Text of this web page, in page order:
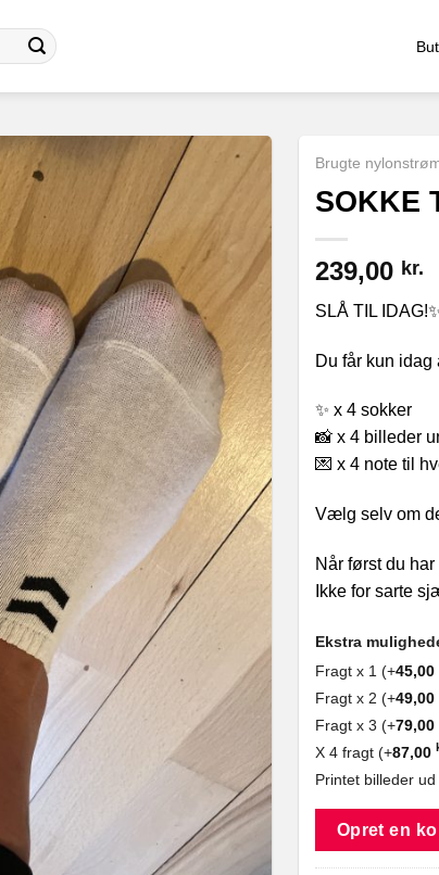
Brugte
SOKKE
239,00 kr.
SLÅ TIL
Du får kun idag
✨ x 4 sokker
📸 x 4 billeder
💌 x 4 note til
Vælg selv om
Når først du
Ikke for sarte
Ekstra
Fragt x 1 (+45,00
Fragt x 2 (+49,00
Fragt x 3 (+79,00
X 4 fragt (+87,00
Printet billeder
Opret en